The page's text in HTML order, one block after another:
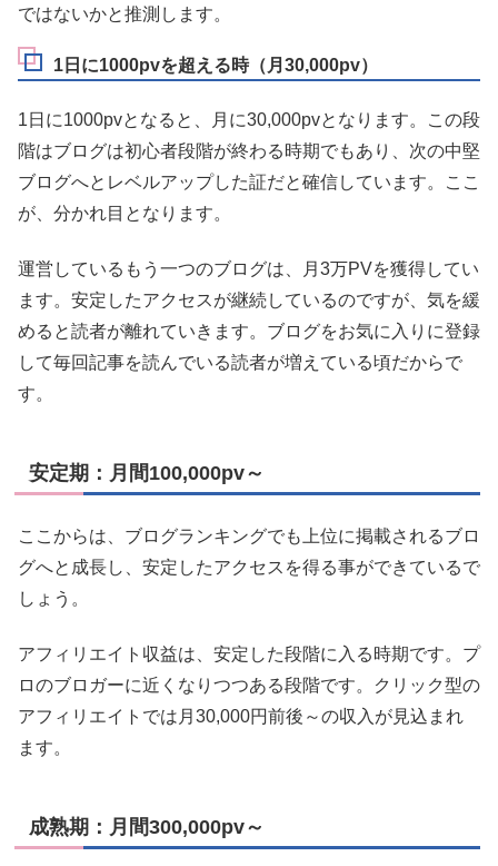
ではないかと推測します。
1日に1000pvを超える時（月30,000pv）
1日に1000pvとなると、月に30,000pvとなります。この段
階はブログは初心者段階が終わる時期でもあり、次の中堅
ブログへとレベルアップした証だと確信しています。ここ
が、分かれ目となります。
運営しているもう一つのブログは、月3万PVを獲得してい
ます。安定したアクセスが継続しているのですが、気を緩
めると読者が離れていきます。ブログをお気に入りに登録
して毎回記事を読んでいる読者が増えている頃だからで
す。
安定期：月間100,000pv～
ここからは、ブログランキングでも上位に掲載されるブロ
グへと成長し、安定したアクセスを得る事ができているで
しょう。
アフィリエイト収益は、安定した段階に入る時期です。プ
ロのブロガーに近くなりつつある段階です。クリック型の
アフィリエイトでは月30,000円前後～の収入が見込まれ
ます。
成熟期：月間300,000pv～